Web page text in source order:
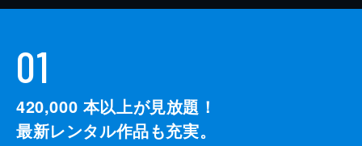
01
420,000 本以上が見放題！
最新レンタル作品も充実。